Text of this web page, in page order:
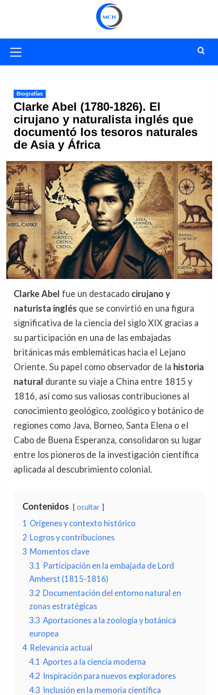
primario
Biografías
Clarke Abel (1780-1826). El
cirujano y naturalista inglés que
documentó los tesoros naturales
de Asia y África
Clarke Abel fue un destacado cirujano y
naturista inglés que se convirtió en una figura
significativa de la ciencia del siglo XIX gracias a
su participación en una de las embajadas
británicas más emblemáticas hacia el Lejano
Oriente. Su papel como observador de la historia
natural durante su viaje a China entre 1815 y
1816, así como sus valiosas contribuciones al
conocimiento geológico, zoológico y botánico de
regiones como Java, Borneo, Santa Elena o el
Cabo de Buena Esperanza, consolidaron su lugar
entre los pioneros de la investigación científica
aplicada al descubrimiento colonial.
Contenidos ocultar
1 Orígenes y contexto histórico
2 Logros y contribuciones
3 Momentos clave
3.1 Participación en la embajada de Lord
Amherst (1815-1816)
3.2 Documentación del entorno natural en
zonas estratégicas
3.3 Aportaciones a la zoología y botánica
europea
4 Relevancia actual
4.1 Aportes a la ciencia moderna
4.2 Inspiración para nuevos exploradores
4.3 Inclusión en la memoria científica